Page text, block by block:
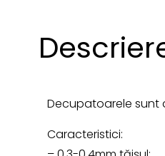
Decupatoarele sunt
Caracteristici: